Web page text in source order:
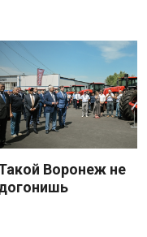
Воронеж не